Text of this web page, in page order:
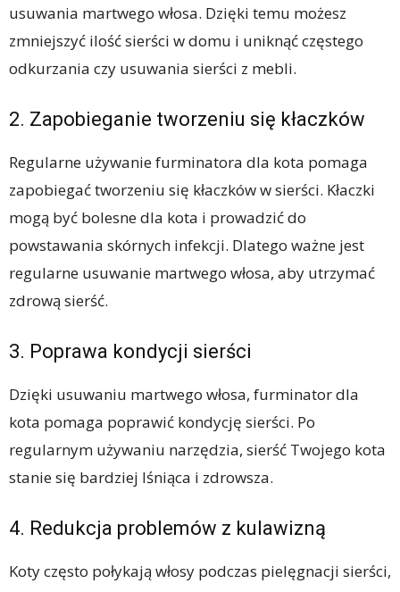
usuwania martwego włosa. Dzięki temu możesz
zmniejszyć ilość sierści w domu i uniknąć częstego
odkurzania czy usuwania sierści z mebli.
2. Zapobieganie tworzeniu się kłaczków
Regularne używanie furminatora dla kota pomaga
zapobiegać tworzeniu się kłaczków w sierści. Kłaczki
mogą być bolesne dla kota i prowadzić do
powstawania skórnych infekcji. Dlatego ważne jest
regularne usuwanie martwego włosa, aby utrzymać
zdrową sierść.
3. Poprawa kondycji sierści
Dzięki usuwaniu martwego włosa, furminator dla
kota pomaga poprawić kondycję sierści. Po
regularnym używaniu narzędzia, sierść Twojego kota
stanie się bardziej lśniąca i zdrowsza.
4. Redukcja problemów z kulawizną
Koty często połykają włosy podczas pielęgnacji sierści,